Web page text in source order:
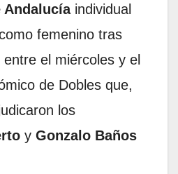
Andalucíaindividual
femenino tras
el miércoles y el
de Dobles que,
los
y Gonzalo Baños